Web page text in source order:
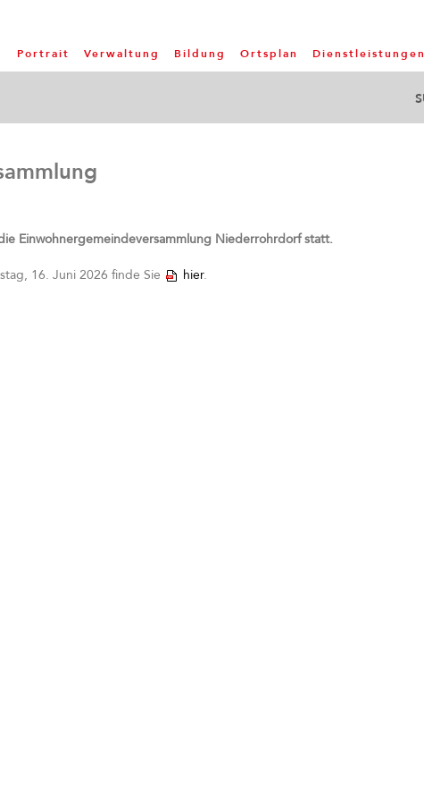
Portrait Verwaltung Bildung Ortsplan Dienstleistungen
Einwohnergemeindeversammlung Niederrohrdorf statt.
16. Juni 2026 finde Sie hier.